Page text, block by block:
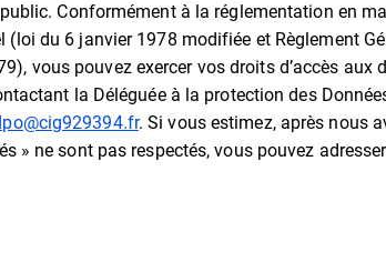
Conformément à la réglementation en
(loi du 6 janvier 1978 modifiée et Règlement
vous pouvez exercer vos droits d’accès aux
la Déléguée à la protection des
. Si vous estimez, après nous
» ne sont pas respectés, vous pouvez